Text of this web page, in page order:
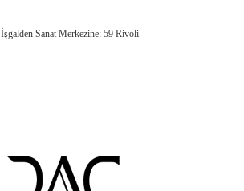
İşgalden Sanat Merkezine: 59 Rivoli